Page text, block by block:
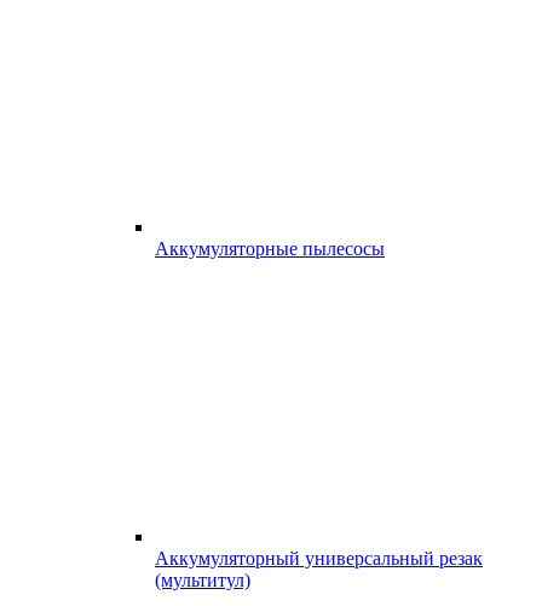
Аккумуляторные пылесосы
Аккумуляторный универсальный резак
(мультитул)